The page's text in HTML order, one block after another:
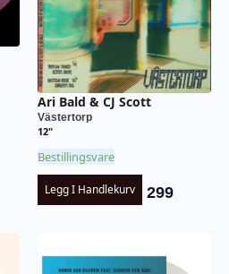
Ari Bald & CJ Scott
Västertorp
12"
Bestillingsvare
Legg I Handlekurv 299